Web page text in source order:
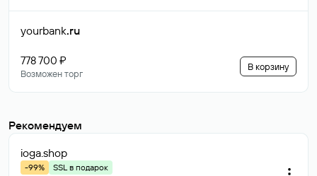
yourbank.ru
778 700 ₽
Возможен торг
В корзину
Рекомендуем
ioga.shop
-99%
SSL в подарок